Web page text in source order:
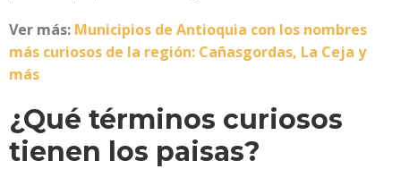
Ver más: Municipios de Antioquia con los nombres
más curiosos de la región: Cañasgordas, La Ceja y
más
¿Qué términos curiosos
tienen los paisas?